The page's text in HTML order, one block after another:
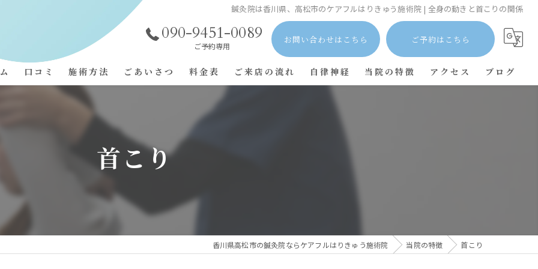
鍼灸院は香川県、高松市のケアフルはりきゅう施術院 | 全身の動きと首こりの関係
090-9451-0089
ご予約専用
お問い合わせはこちら ご予約はこちら
口コミ 施術方法
施術事例
よくある質問
ごあいさつ 料金表 ご来店の流れ 自律神経 当院の特徴 アクセス ブログ
首こり
香川県高松市の鍼灸院ならケアフルはりきゅう施術院 当院の特徴 首こり